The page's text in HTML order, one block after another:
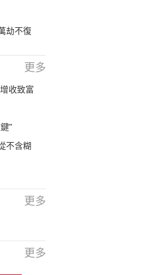
劫不復
更多
收致富
”
不含糊
更多
更多